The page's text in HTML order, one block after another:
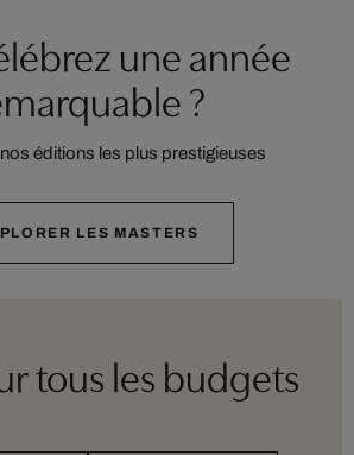
une année
?
éditions les plus prestigieuses
LES MASTERS
tous les budgets